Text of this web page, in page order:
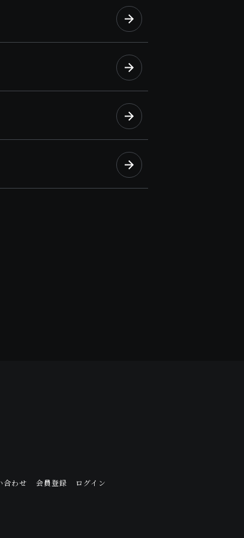
合わせ 会員登録 ログイン